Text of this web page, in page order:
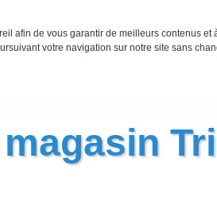
afin de vous garantir de meilleurs contenus
votre navigation sur notre site sans